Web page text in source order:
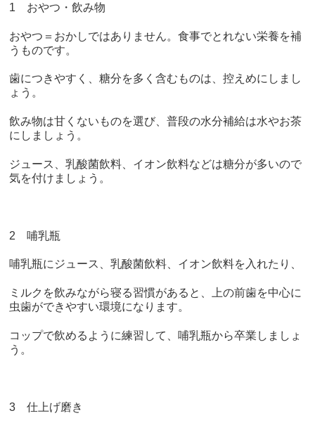
1 おやつ・飲み物
おやつ＝おかしではありません。食事でとれない栄養を補
うものです。
歯につきやすく、糖分を多く含むものは、控えめにしまし
ょう。
飲み物は甘くないものを選び、普段の水分補給は水やお茶
にしましょう。
ジュース、乳酸菌飲料、イオン飲料などは糖分が多いので
気を付けましょう。
2 哺乳瓶
哺乳瓶にジュース、乳酸菌飲料、イオン飲料を入れたり、
ミルクを飲みながら寝る習慣があると、上の前歯を中心に
虫歯ができやすい環境になります。
コップで飲めるように練習して、哺乳瓶から卒業しましょ
う。
3 仕上げ磨き